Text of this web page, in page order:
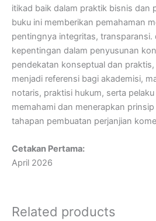
itikad baik dalam praktik bisnis dan
buku ini memberikan pemahaman
pentingnya integritas, transparansi.
kepentingan dalam penyusunan
pendekatan konseptual dan
menjadi referensi bagi akademisi,
notaris, praktisi hukum, serta
memahami dan menerapkan
tahapan pembuatan perjanjian
Cetakan Pertama:
April 2026
Related products